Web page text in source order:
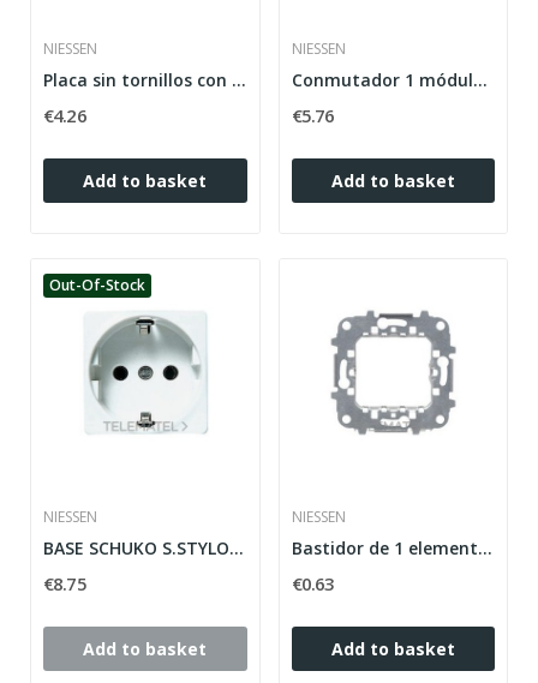
NIESSEN
Placa sin tornillos con 2 módulos Stylo blanco...
€4.26
Add to basket
NIESSEN
Conmutador 1 módulo Zenit plata
€5.76
Add to basket
Out-Of-Stock
NIESSEN
BASE SCHUKO S.STYLO BL.ALPINO
€8.75
Add to basket
NIESSEN
Bastidor de 1 elemento 2 módulos Zenit plata
€0.63
Add to basket